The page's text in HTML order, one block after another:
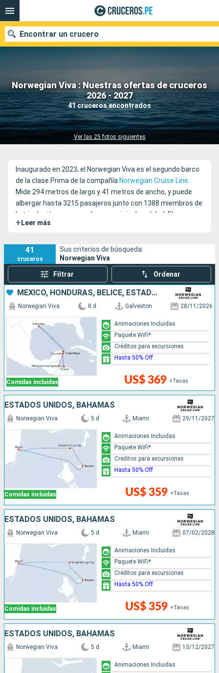
Norwegian Viva : Nuestras ofertas de cruceros
2026 - 2027
41 cruceros encontrados
Ver las 25 fotos siguientes
Encontrar un crucero
Nuestros destinos
Fecha de salida
Inaugurado en 2023, el Norwegian Viva es el segundo barco
de la clase Prima de la compañía Norwegian Cruise Line.
Mide 294 metros de largo y 41 metros de ancho, y puede
albergar hasta 3215 pasajeros junto con 1388 miembros de
la tripulación, asegurando un servicio de calidad. El
Norwegian Viva está diseñado para combinar confort,
sister-ship es elNorwegian Prima.
+ Leer más
41
cruceros
Sus criterios de búsqueda:
Norwegian Viva
Filtrar Ordenar
MÉXICO, HONDURAS, BELICE, ESTADOS UNIDOS
Comidas incluidas
Norwegian Viva 8 d Galveston 28/11/2026
US$ 369 +Tasas
Animaciones Incluidas
Paquete WiFi*
Créditos para excursiones
Hasta 50% Off
ESTADOS UNIDOS, BAHAMAS
Comidas incluidas
Norwegian Viva 5 d Miami 29/11/2027
US$ 359 +Tasas
Animaciones Incluidas
Paquete WiFi*
Créditos para excursiones
Hasta 50% Off
ESTADOS UNIDOS, BAHAMAS
Comidas incluidas
Norwegian Viva 5 d Miami 07/02/2028
US$ 359 +Tasas
Animaciones Incluidas
Paquete WiFi*
Créditos para excursiones
Hasta 50% Off
ESTADOS UNIDOS, BAHAMAS
Norwegian Viva 5 d Miami 13/12/2027
Animaciones Incluidas